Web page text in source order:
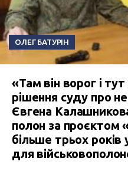
ОЛЕГ БАТУРІН
«Там він ворог і
рішення суду про
Євгена
полон за проєктом
більше трьох років
для